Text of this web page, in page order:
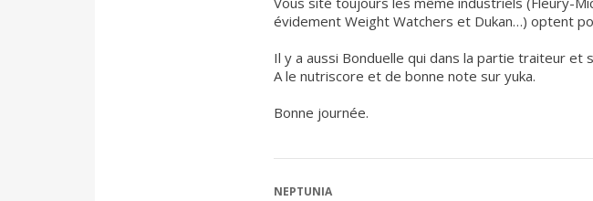
évidement Weight Watchers et Dukan…) optent
Il y a aussi Bonduelle qui dans la partie traiteur
A le nutriscore et de bonne note sur yuka.
Bonne journée.
NEPTUNIA